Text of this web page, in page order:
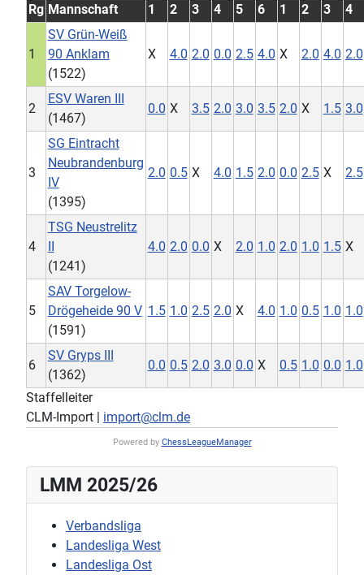
Rg Mannschaft 1 2 3 4 5 6 1 2 3 4
1
SV Grün-Weiß
90 Anklam
(1522)
X 4.0 2.0 0.0 2.5 4.0 X 2.0 4.0 2.0
2
ESV Waren III
(1467)
0.0 X 3.5 2.0 3.0 3.5 2.0 X 1.5 3.0
3
SG Eintracht
Neubrandenburg
IV
(1395)
2.0 0.5 X 4.0 1.5 2.0 0.0 2.5 X 2.5
4
TSG Neustrelitz
II
(1241)
4.0 2.0 0.0 X 2.0 1.0 2.0 1.0 1.5 X
5
SAV Torgelow-
Drögeheide 90 V
(1591)
1.5 1.0 2.5 2.0 X 4.0 1.0 0.5 1.0 1.0
6
SV Gryps III
(1362)
0.0 0.5 2.0 3.0 0.0 X 0.5 1.0 0.0 1.0
Staffelleiter
CLM-Import | import@clm.de
Powered by ChessLeagueManager
LMM 2025/26
Verbandsliga
Landesliga West
Landesliga Ost